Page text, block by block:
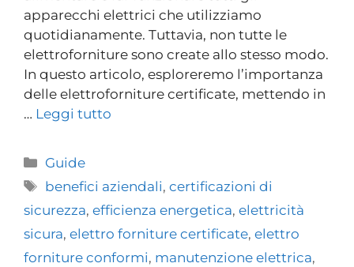
apparecchi elettrici che utilizziamo
quotidianamente. Tuttavia, non tutte le
elettroforniture sono create allo stesso modo.
In questo articolo, esploreremo l’importanza
delle elettroforniture certificate, mettendo in
… Leggi tutto
Guide
benefici aziendali,certificazioni di
sicurezza, efficienza energetica, elettricità
sicura, elettro forniture certificate, elettro
forniture conformi, manutenzione elettrica,